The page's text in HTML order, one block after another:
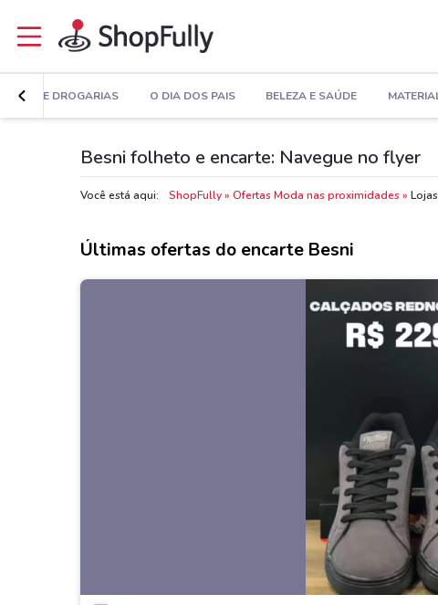
E DROGARIAS O DIA DOS PAIS BELEZA E SAÚDE
Besni folheto e encarte: Navegue no flyer
Você está aqui: ShopFully Ofertas Moda nas proximidades
Últimas ofertas do encarte Besni